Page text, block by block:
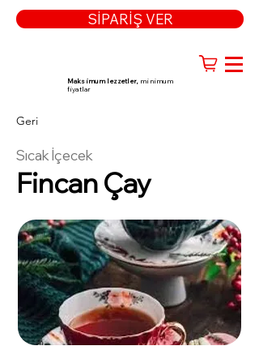
SİPARİŞ VER
Maksimum lezzetler, minimum
fiyatlar
Geri
Sıcak İçecek
Fincan Çay